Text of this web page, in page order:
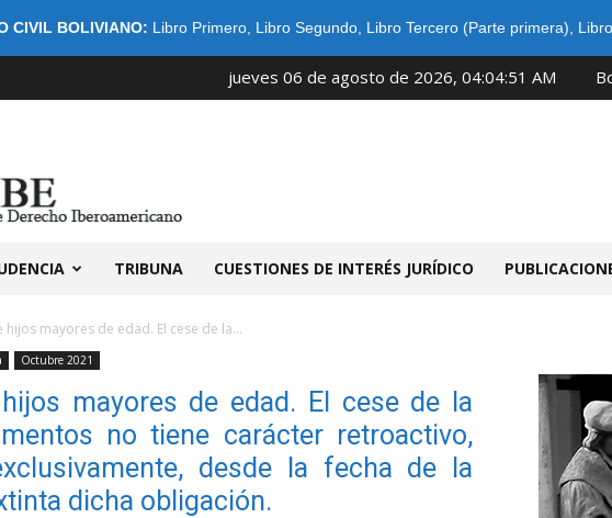
CIVIL BOLIVIANO: Libro Primero, Libro Segundo, Libro Tercero (Parte primera)
jueves 06 de agosto de 2026, 04:04:51 AM
TRIBUNA CUESTIONES DE INTERÉS JURÍDICO
mayores de edad. El cese de la...
Octubre 2021
mayores de edad. El cese de la
no tiene carácter retroactivo,
desde la fecha de la
dicha obligación.